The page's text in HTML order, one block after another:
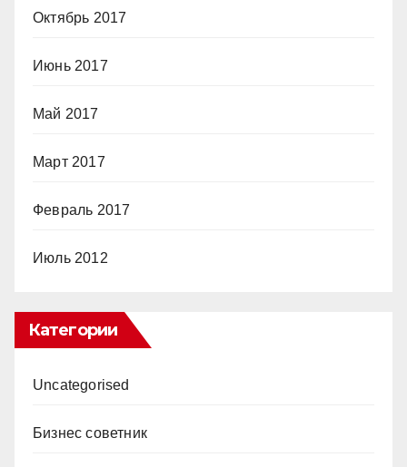
Октябрь 2017
Июнь 2017
Май 2017
Март 2017
Февраль 2017
Июль 2012
Категории
Uncategorised
Бизнес советник